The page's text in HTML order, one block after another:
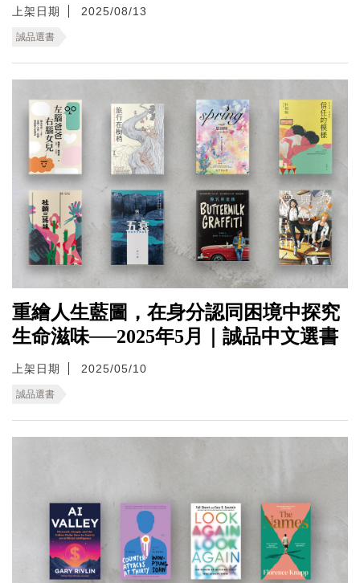
上架日期 2025/08/13
誠品選書
重繪人生藍圖，在身分認同困境中探究
生命滋味──2025年5月｜誠品中文選書
上架日期 2025/05/10
誠品選書